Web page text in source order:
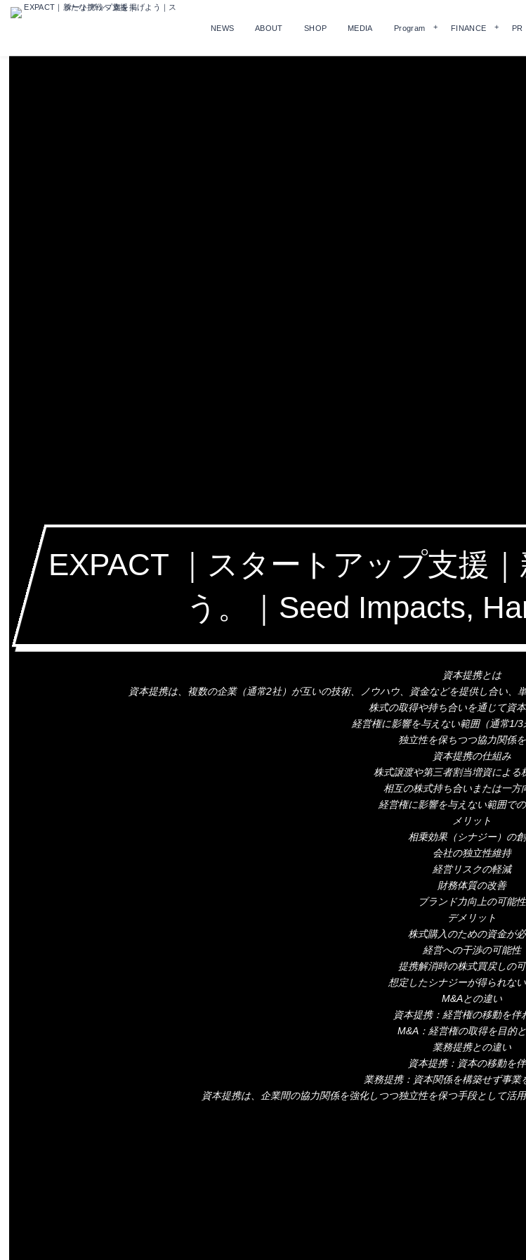
NEWS ABOUT SHOP MEDIA Program FINANCE PR
EXPACT ｜スタートアップ支援
う。｜Seed Impacts,
資本提携とは
資本提携は、複数の企業（通常2社）が互いの技術、ノウハウ、資金などを提供し合い
株式の取得や持ち合いを通じて資
経営権に影響を与えない範囲（通常1/
独立性を保ちつつ協力関係
資本提携の仕組み
株式譲渡や第三者割当増資による
相互の株式持ち合いまたは一方
経営権に影響を与えない範囲で
メリット
相乗効果（シナジー）の
会社の独立性維持
経営リスクの軽減
財務体質の改善
ブランド力向上の可能性
デメリット
株式購入のための資金が
経営への干渉の可能性
提携解消時の株式買戻しの
想定したシナジーが得られな
M&Aとの違い
資本提携：経営権の移動を伴
M&A：経営権の取得を目的
業務提携との違い
資本提携：資本の移動を
業務提携：資本関係を構築せず事業
資本提携は、企業間の協力関係を強化しつつ独立性を保つ手段として活